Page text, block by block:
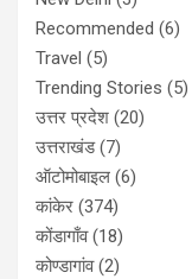
Recommended (6)
Travel (5)
Trending Stories (5)
उत्तर प्रदेश (20)
उत्तराखंड(7)
ऑटोमोबाइल (6)
कांकेर (374)
कोंडागाँव(18)
कोण्डागांव(2)